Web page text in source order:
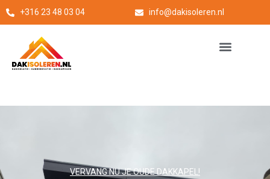
+316 23 48 03 04 info@dakisoleren.nl
VERVANG NU JE OUDE DAKKAPEL!